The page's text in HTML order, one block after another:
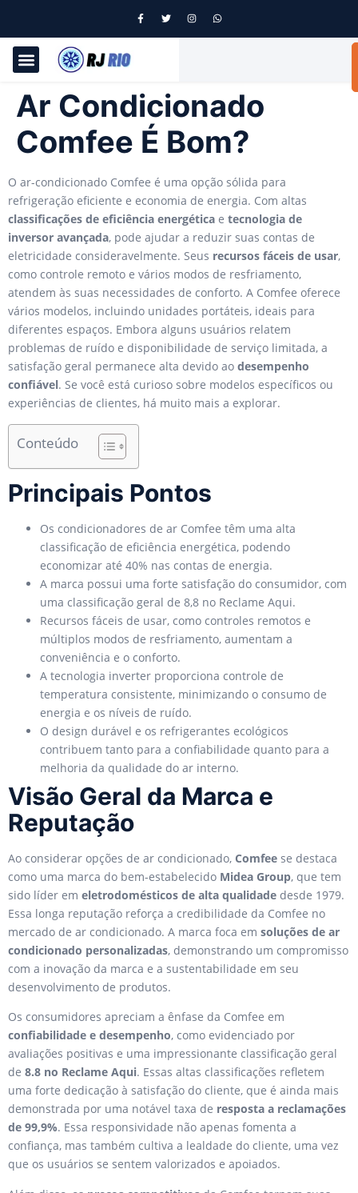
Ar Condicionado
Comfee É Bom?
O ar-condicionado Comfee é uma opção sólida para
refrigeração eficiente e economia de energia. Com altas
classificações de eficiência energética e tecnologia de
inversor avançada, pode ajudar a reduzir suas contas de
eletricidade consideravelmente. Seus recursos fáceis de usar,
como controle remoto e vários modos de resfriamento,
atendem às suas necessidades de conforto. A Comfee oferece
vários modelos, incluindo unidades portáteis, ideais para
diferentes espaços. Embora alguns usuários relatem
problemas de ruído e disponibilidade de serviço limitada, a
satisfação geral permanece alta devido ao desempenho
confiável. Se você está curioso sobre modelos específicos ou
experiências de clientes, há muito mais a explorar.
Conteúdo
Principais Pontos
Os condicionadores de ar Comfee têm uma alta
classificação de eficiência energética, podendo
economizar até 40% nas contas de energia.
A marca possui uma forte satisfação do consumidor, com
uma classificação geral de 8,8 no Reclame Aqui.
Recursos fáceis de usar, como controles remotos e
múltiplos modos de resfriamento, aumentam a
conveniência e o conforto.
A tecnologia inverter proporciona controle de
temperatura consistente, minimizando o consumo de
energia e os níveis de ruído.
O design durável e os refrigerantes ecológicos
contribuem tanto para a confiabilidade quanto para a
melhoria da qualidade do ar interno.
Visão Geral da Marca e
Reputação
Ao considerar opções de ar condicionado, Comfee se destaca
como uma marca do bem-estabelecido Midea Group, que tem
sido líder em eletrodomésticos de alta qualidade desde 1979.
Essa longa reputação reforça a credibilidade da Comfee no
mercado de ar condicionado. A marca foca em soluções de ar
condicionado personalizadas, demonstrando um compromisso
com a inovação da marca e a sustentabilidade em seu
desenvolvimento de produtos.
Os consumidores apreciam a ênfase da Comfee em
confiabilidade e desempenho, como evidenciado por
avaliações positivas e uma impressionante classificação geral
de 8.8 no Reclame Aqui. Essas altas classificações refletem
uma forte dedicação à satisfação do cliente, que é ainda mais
demonstrada por uma notável taxa de resposta a reclamações
de 99,9%. Essa responsividade não apenas fomenta a
confiança, mas também cultiva a lealdade do cliente, uma vez
que os usuários se sentem valorizados e apoiados.